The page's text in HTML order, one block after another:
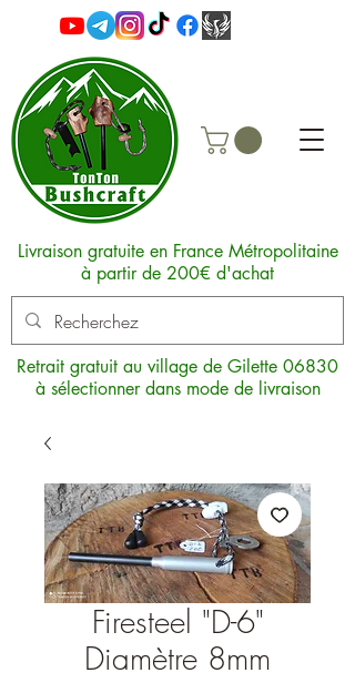
Livraison gratuite en France Métropolitaine
à partir de 200€ d'achat
Retrait gratuit au village de Gilette 06830
à sélectionner dans mode de livraison
Firesteel "D-6"
Diamètre 8mm